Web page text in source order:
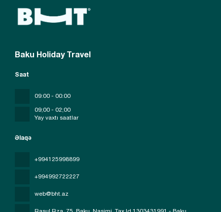
Baku Holiday Travel
Əlaqə
+994125998899
+994992722227
web@bht.az
Saat
09:00 - 00:00
09;00 - 02;00
Yay vaxtı saatlar